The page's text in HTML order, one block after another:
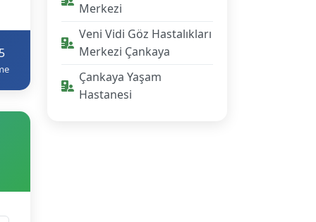
Merkezi
Veni Vidi Göz Hastalıkları
Merkezi Çankaya
Çankaya Yaşam
Hastanesi